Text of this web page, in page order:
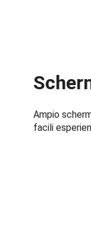
Ampio
facili